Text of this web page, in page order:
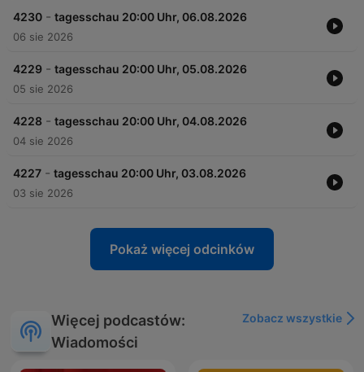
4230 - tagesschau 20:00 Uhr, 06.08.2026
06 sie 2026
4229 - tagesschau 20:00 Uhr, 05.08.2026
05 sie 2026
4228 - tagesschau 20:00 Uhr, 04.08.2026
04 sie 2026
4227 - tagesschau 20:00 Uhr, 03.08.2026
03 sie 2026
Pokaż więcej odcinków
Więcej podcastów:
Wiadomości
Zobacz wszystkie